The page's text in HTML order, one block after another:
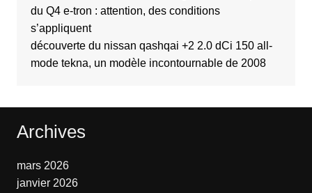
du Q4 e-tron : attention, des conditions
s’appliquent
découverte du nissan qashqai +2 2.0 dCi 150 all-
mode tekna, un modèle incontournable de 2008
Archives
mars 2026
janvier 2026